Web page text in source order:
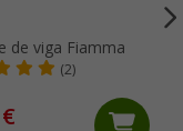
de viga Fiamma
(2)